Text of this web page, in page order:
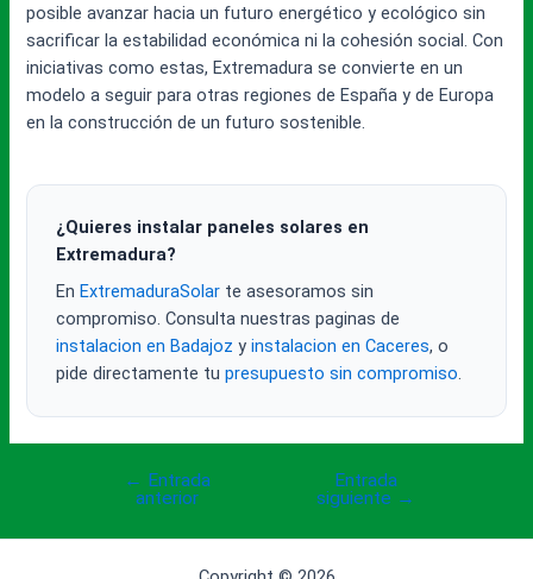
posible avanzar hacia un futuro energético y ecológico sin
sacrificar la estabilidad económica ni la cohesión social. Con
iniciativas como estas, Extremadura se convierte en un
modelo a seguir para otras regiones de España y de Europa
en la construcción de un futuro sostenible.
¿Quieres instalar paneles solares en
Extremadura?
EnExtremaduraSolar te asesoramos sin
compromiso. Consulta nuestras paginas de
instalacion en Badajoz yinstalacion en Caceres, o
pide directamente tupresupuesto sin compromiso.
Navegación
entradas
← Entrada
anterior
Entrada
siguiente →